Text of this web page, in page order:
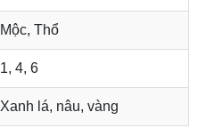
Mộc, Thổ
1, 4, 6
Xanh lá, nâu, vàng